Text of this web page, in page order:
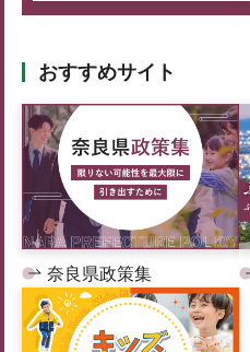
おすすめサイト
奈良県政策集